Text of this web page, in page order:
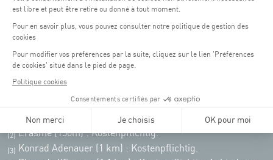
Öffentliche Verkehrsmittel: Tram station "Coque"
Parkplätze
(1)Parking Coque: Kostenpflichtig -3 Stunden kostenfreies
Parken für Coque Kunden (ausser bei Veranstaltungen)
An Veranstaltungstagen in der Coque stehen nur begrenzt Parkplätze zur
(2) Erasme (150m) : Kostenpflichtig.
(3) Konrad Adenauer (1 km) : Kostenpflichtig.